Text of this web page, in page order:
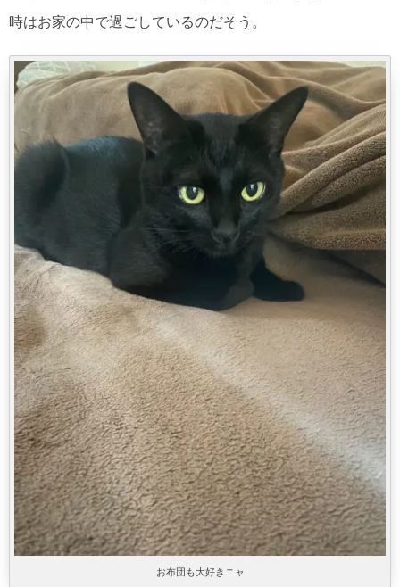
時はお家の中で過ごしているのだそう。
お布団も大好きニャ